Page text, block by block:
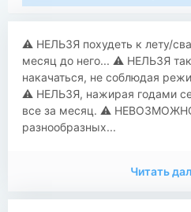
​⚠️ НЕЛЬЗЯ похудеть к лету/
месяц до него... ⚠️ НЕЛЬЗЯ так
накачаться, не соблюдая
⚠️ НЕЛЬЗЯ, нажирая годами
все за месяц. ⚠️
разнообразных...
Читать